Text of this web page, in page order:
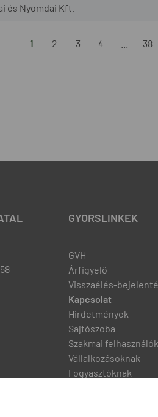
és Nyomdai Kft.
1 2 3 4 38
GYORSLINKEK
GVH
Árfigyelő
Visszaélés-
Kapcsolat
Hirdetmények
Sajtószoba
Szakmai
Vállalkozásoknak
Fogyasztóknak